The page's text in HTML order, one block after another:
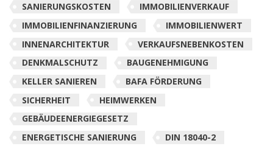
SANIERUNGSKOSTEN
IMMOBILIENVERKAUF
IMMOBILIENFINANZIERUNG
IMMOBILIENWERT
INNENARCHITEKTUR
VERKAUFSNEBENKOSTEN
DENKMALSCHUTZ
BAUGENEHMIGUNG
KELLER SANIEREN
BAFA FÖRDERUNG
SICHERHEIT
HEIMWERKEN
GEBÄUDEENERGIEGESETZ
ENERGETISCHE SANIERUNG
DIN 18040-2